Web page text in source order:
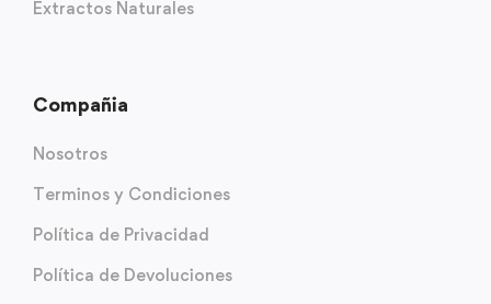
Extractos Naturales
Compañia
Nosotros
Terminos y Condiciones
Política de Privacidad
Política de Devoluciones